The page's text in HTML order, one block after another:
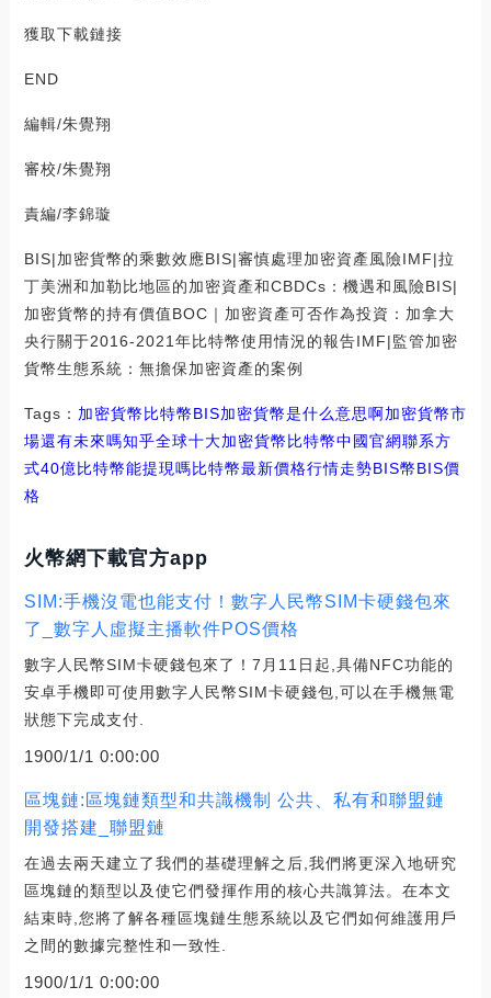
獲取下載鏈接
END
編輯/朱覺翔
審校/朱覺翔
責編/李錦璇
BIS|加密貨幣的乘數效應BIS|審慎處理加密資產風險IMF|拉
丁美洲和加勒比地區的加密資產和CBDCs：機遇和風險BIS|
加密貨幣的持有價值BOC｜加密資產可否作為投資：加拿大
央行關于2016-2021年比特幣使用情況的報告IMF|監管加密
貨幣生態系統：無擔保加密資產的案例
Tags： 加密貨幣 比特幣BIS加密貨幣是什么意思啊加密貨幣市
場還有未來嗎知乎全球十大加密貨幣比特幣中國官網聯系方
式40億比特幣能提現嗎比特幣最新價格行情走勢BIS幣BIS價
格
火幣網下載官方app
SIM:手機沒電也能支付！數字人民幣SIM卡硬錢包來
了_數字人虛擬主播軟件POS價格
數字人民幣SIM卡硬錢包來了！7月11日起,具備NFC功能的
安卓手機即可使用數字人民幣SIM卡硬錢包,可以在手機無電
狀態下完成支付.
1900/1/1 0:00:00
區塊鏈:區塊鏈類型和共識機制 公共、私有和聯盟鏈
開發搭建_聯盟鏈
在過去兩天建立了我們的基礎理解之后,我們將更深入地研究
區塊鏈的類型以及使它們發揮作用的核心共識算法。在本文
結束時,您將了解各種區塊鏈生態系統以及它們如何維護用戶
之間的數據完整性和一致性.
1900/1/1 0:00:00